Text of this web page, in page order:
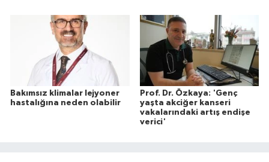
Bakımsız klimalar lejyoner
hastalığına neden olabilir
Prof. Dr. Özkaya: 'Genç
yaşta akciğer kanseri
vakalarındaki artış endişe
verici'